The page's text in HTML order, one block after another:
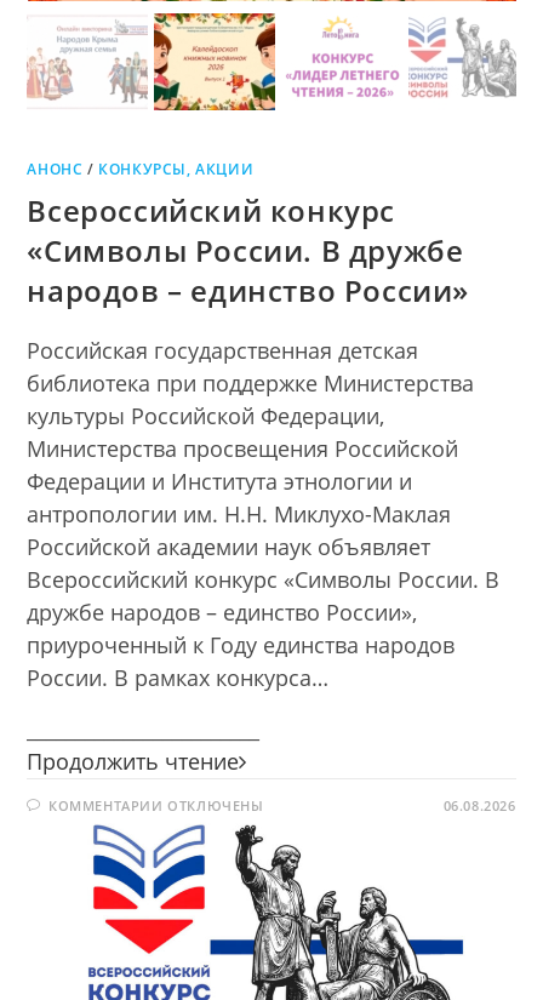
АНОНС / КОНКУРСЫ, АКЦИИ
Всероссийский конкурс
«Символы России. В дружбе
народов – единство России»
Российская государственная детская
библиотека при поддержке Министерства
культуры Российской Федерации,
Министерства просвещения Российской
Федерации и Института этнологии и
антропологии им. Н.Н. Миклухо-Маклая
Российской академии наук объявляет
Всероссийский конкурс «Символы России. В
дружбе народов – единство России»,
приуроченный к Году единства народов
России. В рамках конкурса…
Продолжить чтение Всероссийский
«Символы
России.
В
дружбе
народов
–
единство
России»
КОММЕНТАРИИ К
ЗАПИСИ
ВСЕРОССИЙСКИЙ
КОНКУРС
«СИМВОЛЫ
РОССИИ.
В
ДРУЖБЕ
НАРОДОВ
–
ЕДИНСТВО
РОССИИ»
ОТКЛЮЧЕНЫ 06.08.2026